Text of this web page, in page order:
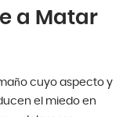
a Matar
cuyo aspecto y
el miedo en